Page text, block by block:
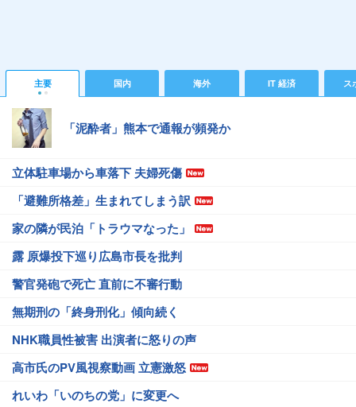
主要 国内 海外 IT 経済 ス
「泥酔者」熊本で通報が頻発か
立体駐車場から車落下 夫婦死傷
「避難所格差」生まれてしまう訳
家の隣が民泊「トラウマなった」
露 原爆投下巡り広島市長を批判
警官発砲で死亡 直前に不審行動
無期刑の「終身刑化」傾向続く
NHK職員性被害 出演者に怒りの声
高市氏のPV風視察動画 立憲激怒
れいわ「いのちの党」に変更へ